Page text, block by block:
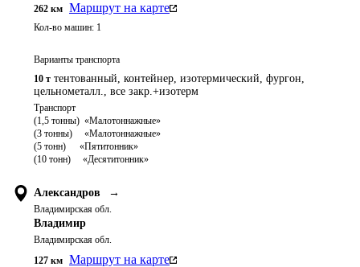
262 км Маршрут на карте
Кол-во машин: 1
Варианты транспорта
10 т тентованный, контейнер, изотермический, фургон,
цельнометалл., все закр.+изотерм
Транспорт
(1,5 тонны)  «Малотоннажные»
(3 тонны)     «Малотоннажные»
(5 тонн)	   «Пятитонник»
Александров →
Владимирская обл.
Владимир
Владимирская обл.
127 км Маршрут на карте